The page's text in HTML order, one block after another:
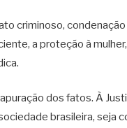
criminoso,
a proteção à
dos fatos. À
brasileira, seja